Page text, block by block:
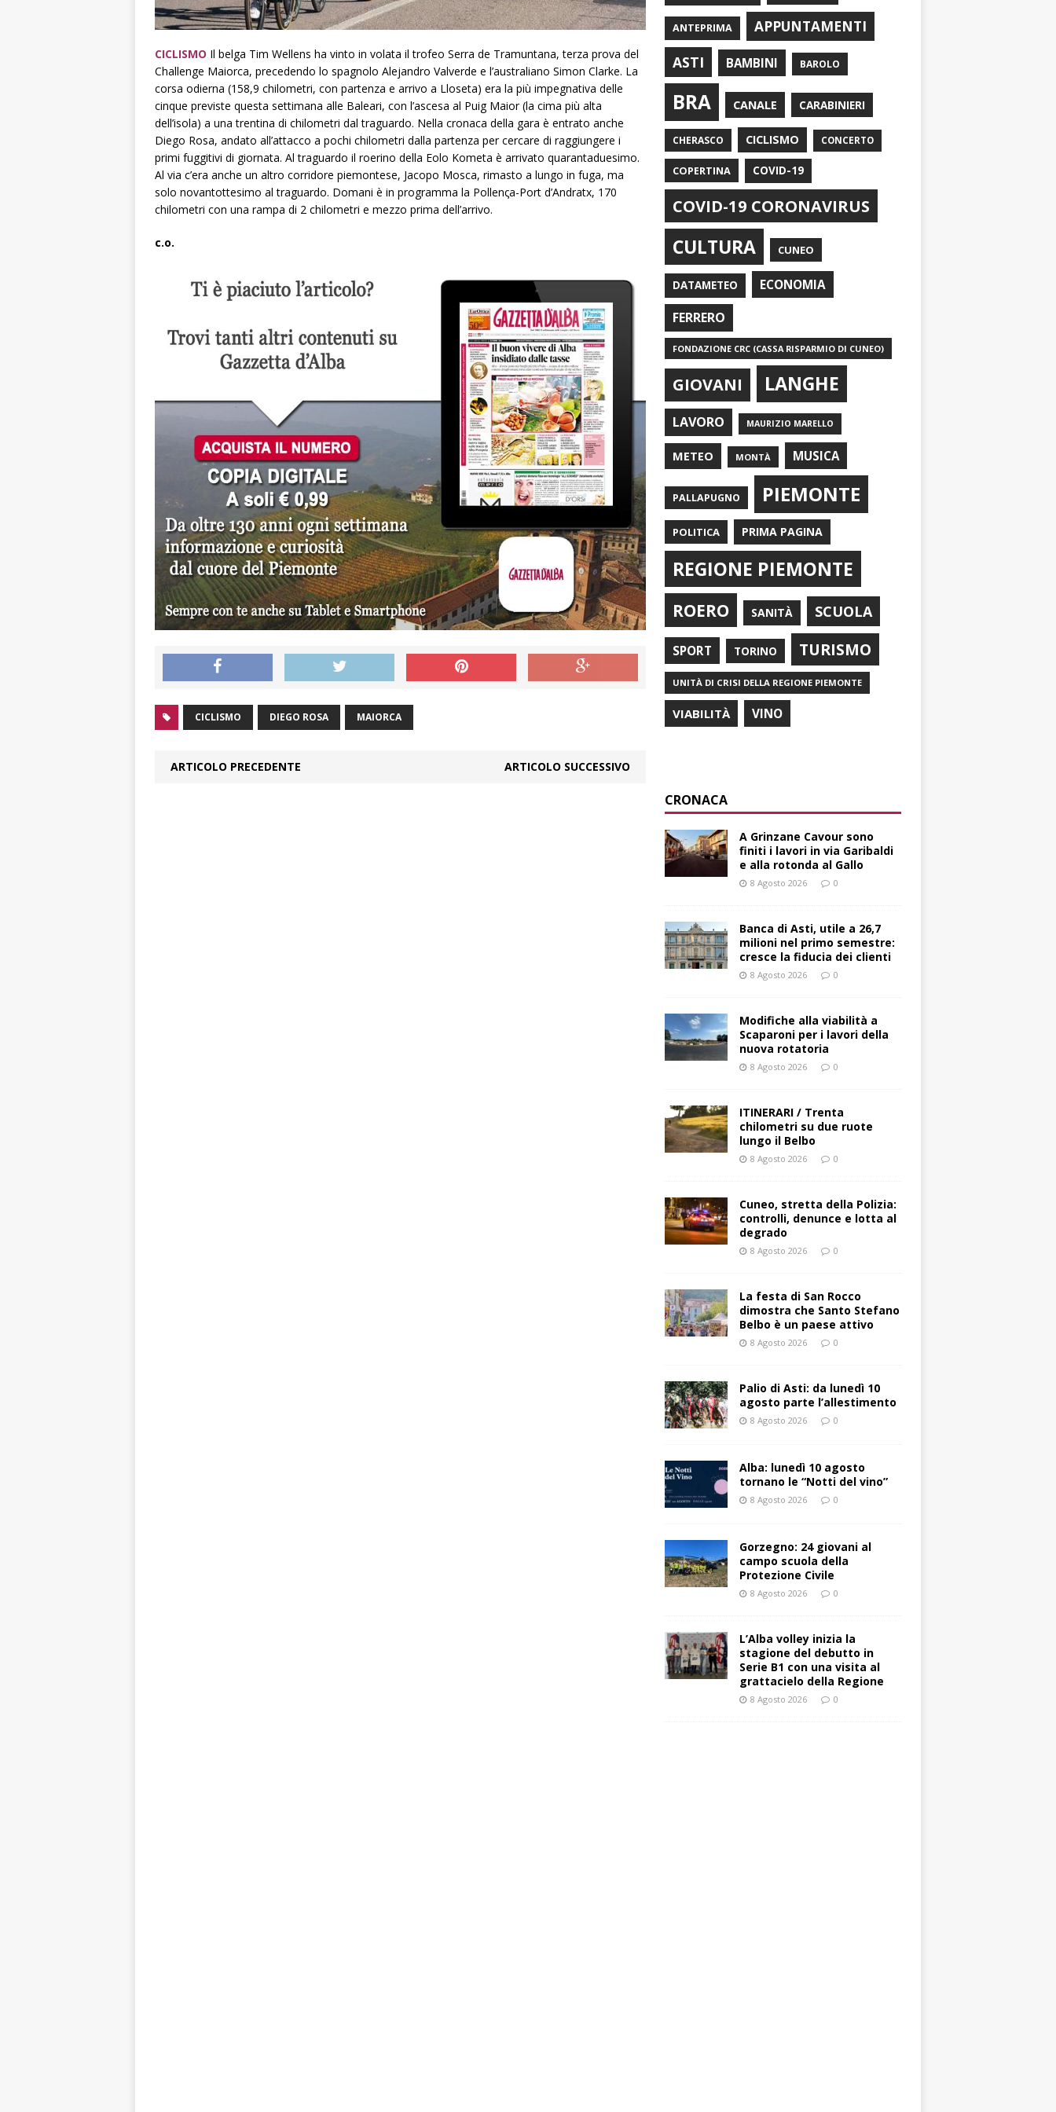
CICLISMO Il belga Tim Wellens ha vinto in volata il trofeo Serra de Tramuntana, terza prova del
Challenge Maiorca, precedendo lo spagnolo Alejandro Valverde e l’australiano Simon Clarke. La
corsa odierna (158,9 chilometri, con partenza e arrivo a Lloseta) era la più impegnativa delle
cinque previste questa settimana alle Baleari, con l’ascesa al Puig Maior (la cima più alta
dell’isola) a una trentina di chilometri dal traguardo. Nella cronaca della gara è entrato anche
Diego Rosa, andato all’attacco a pochi chilometri dalla partenza per cercare di raggiungere i
primi fuggitivi di giornata. Al traguardo il roerino della Eolo Kometa è arrivato quarantaduesimo.
Al via c’era anche un altro corridore piemontese, Jacopo Mosca, rimasto a lungo in fuga, ma
solo novantottesimo al traguardo. Domani è in programma la Pollenςa-Port d’Andratx, 170
chilometri con una rampa di 2 chilometri e mezzo prima dell’arrivo.
c.o.
CICLISMO DIEGO ROSA MAIORCA
ARTICOLO PRECEDENTE ARTICOLO SUCCESSIVO
ANTEPRIMA
APPUNTAMENTI
ASTI
BAMBINI BAROLO
BRA CANALE CARABINIERI
CHERASCO CICLISMO CONCERTO
COPERTINA COVID-19
COVID-19 CORONAVIRUS
CULTURA CUNEO
DATAMETEO ECONOMIA
FERRERO
FONDAZIONE CRC (CASSA RISPARMIO DI CUNEO)
GIOVANI LANGHE
LAVORO MAURIZIO MARELLO
METEO MONTÀ MUSICA
PALLAPUGNO PIEMONTE
POLITICA PRIMA PAGINA
REGIONE PIEMONTE
ROERO SANITÀ SCUOLA
SPORT TORINO TURISMO
UNITÀ DI CRISI DELLA REGIONE PIEMONTE
VIABILITÀ VINO
CRONACA
A Grinzane Cavour sono
finiti i lavori in via Garibaldi
e alla rotonda al Gallo
8 Agosto 2026 0
Banca di Asti, utile a 26,7
milioni nel primo semestre:
cresce la fiducia dei clienti
8 Agosto 2026 0
Modifiche alla viabilità a
Scaparoni per i lavori della
nuova rotatoria
8 Agosto 2026 0
ITINERARI / Trenta
chilometri su due ruote
lungo il Belbo
8 Agosto 2026 0
Cuneo, stretta della Polizia:
controlli, denunce e lotta al
degrado
8 Agosto 2026 0
La festa di San Rocco
dimostra che Santo Stefano
Belbo è un paese attivo
8 Agosto 2026 0
Palio di Asti: da lunedì 10
agosto parte l’allestimento
8 Agosto 2026 0
Alba: lunedì 10 agosto
tornano le “Notti del vino”
8 Agosto 2026 0
Gorzegno: 24 giovani al
campo scuola della
Protezione Civile
8 Agosto 2026 0
L’Alba volley inizia la
stagione del debutto in
Serie B1 con una visita al
grattacielo della Regione
8 Agosto 2026 0